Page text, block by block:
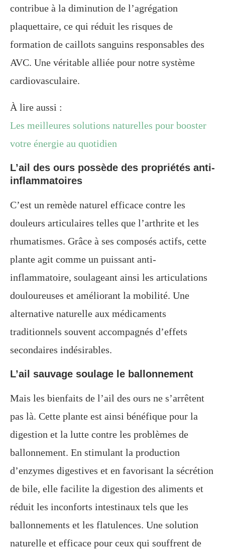
contribue à la diminution de l’agrégation
plaquettaire, ce qui réduit les risques de
formation de caillots sanguins responsables des
AVC. Une véritable alliée pour notre système
cardiovasculaire.
À lire aussi :
Les meilleures solutions naturelles pour booster
votre énergie au quotidien
L’ail des ours possède des propriétés anti-
inflammatoires
C’est un remède naturel efficace contre les
douleurs articulaires telles que l’arthrite et les
rhumatismes. Grâce à ses composés actifs, cette
plante agit comme un puissant anti-
inflammatoire, soulageant ainsi les articulations
douloureuses et améliorant la mobilité. Une
alternative naturelle aux médicaments
traditionnels souvent accompagnés d’effets
secondaires indésirables.
L’ail sauvage soulage le ballonnement
Mais les bienfaits de l’ail des ours ne s’arrêtent
pas là. Cette plante est ainsi bénéfique pour la
digestion et la lutte contre les problèmes de
ballonnement. En stimulant la production
d’enzymes digestives et en favorisant la sécrétion
de bile, elle facilite la digestion des aliments et
réduit les inconforts intestinaux tels que les
ballonnements et les flatulences. Une solution
naturelle et efficace pour ceux qui souffrent de